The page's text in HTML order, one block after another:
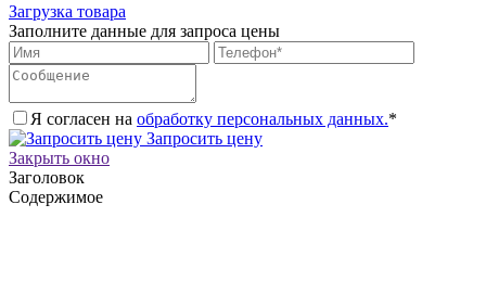
Загрузка товара
Заполните данные для запроса цены
Я согласен на обработку персональных данных.*
Запросить цену
Закрыть окно
Заголовок
Содержимое